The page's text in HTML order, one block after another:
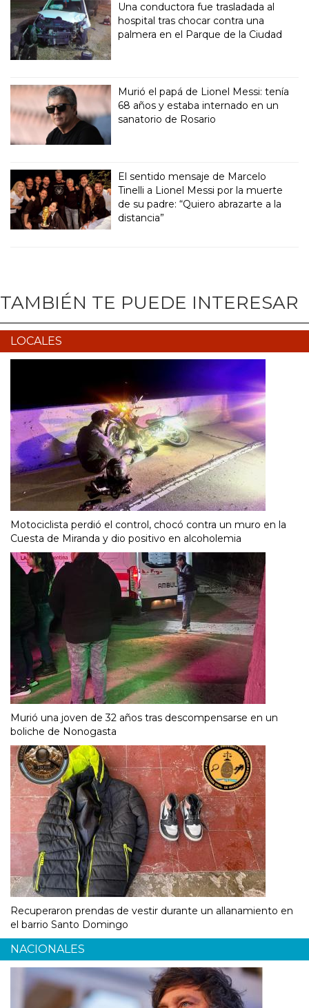
Una conductora fue trasladada al
hospital tras chocar contra una
palmera en el Parque de la Ciudad
Murió el papá de Lionel Messi: tenía
68 años y estaba internado en un
sanatorio de Rosario
El sentido mensaje de Marcelo
Tinelli a Lionel Messi por la muerte
de su padre: “Quiero abrazarte a la
distancia”
TAMBIÉN TE PUEDE INTERESAR
LOCALES
Motociclista perdió el control, chocó contra un muro en la
Cuesta de Miranda y dio positivo en alcoholemia
Murió una joven de 32 años tras descompensarse en un
boliche de Nonogasta
Recuperaron prendas de vestir durante un allanamiento en
el barrio Santo Domingo
NACIONALES